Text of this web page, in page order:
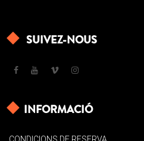
SUIVEZ-NOUS
INFORMACIÓ